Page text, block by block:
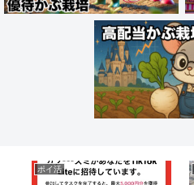
ポイ活